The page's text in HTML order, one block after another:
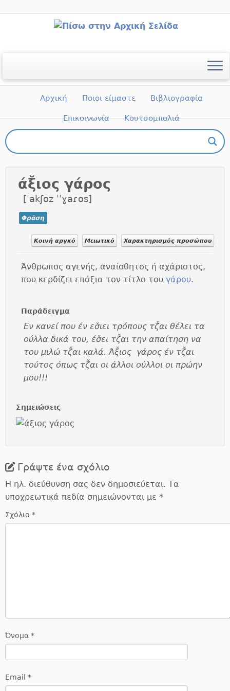
περιεχόμενο
Αρχική Ποιοι είμαστε Βιβλιογραφία
Επικοινωνία Κουτσομπολιά
άξ̆ιος γάρος
[ˈakʃoz ˈˈɣaɾos]
Φράση
Κοινή αργκό Μειωτικό Χαρακτηρισμός προσώπου
Άνθρωπος αγενής, αναίσθητος ή αχάριστος,
που κερδίζει επάξια τον τίτλο του γάρου.
Παράδειγμα
Εν κανεί που έν εσ̌ιει τρόπους τζ̌αι θέλει τα
ούλλα δικά του, έσ̌ει τζ̌αι την απαίτηση να
του μιλώ τζ̌αι καλά. Άξ̆ιος γάρος έν τζ̌αι
τούτος όπως τζ̌αι οι άλλοι ούλλοι οι πρώην
μου!!!
Σημειώσεις
Γράψτε ένα σχόλιο
Η ηλ. διεύθυνση σας δεν δημοσιεύεται. Τα
υποχρεωτικά πεδία σημειώνονται με *
Σχόλιο *
Όνομα *
Email *